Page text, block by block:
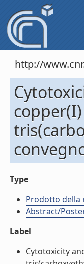
http://
Type
Prodotto della
Abstract/
Label
Cytotoxicity